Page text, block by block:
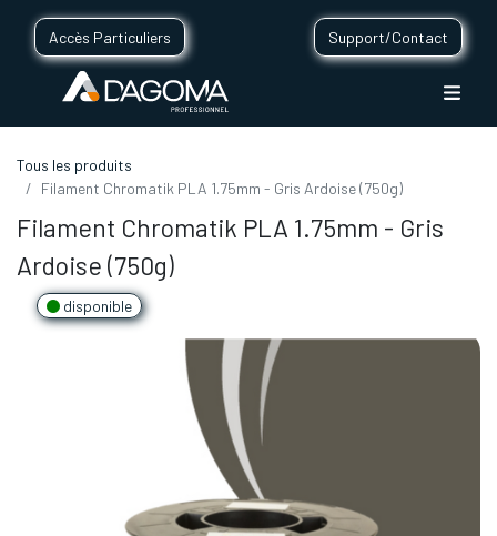
Accès Particuliers Support/Contact
Tous les produits
Filament Chromatik PLA 1.75mm - Gris Ardoise (750g)
Filament Chromatik PLA 1.75mm - Gris
Ardoise (750g)
disponible